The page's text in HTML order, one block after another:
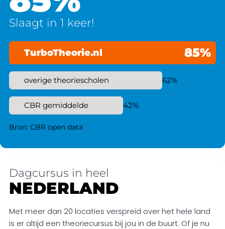
Slaagt in 1 keer!
TurboTheorie.nl 85%
overige theoriescholen 62%
CBR gemiddelde 42%
Bron: CBR open data
Dagcursus in heel
NEDERLAND
Met meer dan 20 locaties verspreid over het hele land
is er altijd een theoriecursus bij jou in de buurt. Of je nu